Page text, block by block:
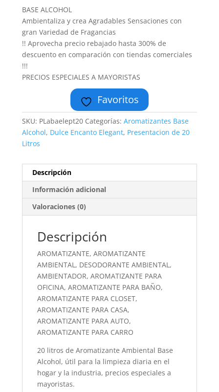
BASE ALCOHOL
Ambientaliza y crea Agradables Sensaciones con
gran Variedad de Fragancias
!! Aprovecha precio rebajado hasta 300% de
descuento en comparación con tiendas comerciales
!!!
PRECIOS ESPECIALES A MAYORISTAS
Favoritos
SKU: PLabaelept20 Categorías: Aromatizantes Base
Alcohol, Dulce Encanto Elegant, Presentacion de 20
Litros
Descripción
Información adicional
Valoraciones (0)
Descripción
AROMATIZANTE, AROMATIZANTE
AMBIENTAL, DESODORANTE AMBIENTAL,
AMBIENTADOR, AROMATIZANTE PARA
OFICINA, AROMATIZANTE PARA BAÑO,
AROMATIZANTE PARA CLOSET,
AROMATIZANTE PARA CASA,
AROMATIZANTE PARA AUTO,
AROMATIZANTE PARA CARRO
20 litros de Aromatizante Ambiental Base
Alcohol, útil para la limpieza diaria en el
hogar y la industria, precios especiales a
mayoristas.